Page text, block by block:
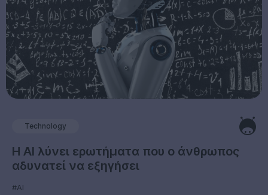
Technology
Η AI λύνει ερωτήματα που ο άνθρωπος
αδυνατεί να εξηγήσει
#AI